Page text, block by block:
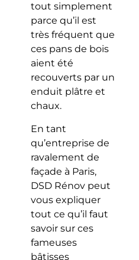
tout simplement
parce qu’il est
très fréquent que
ces pans de bois
aient été
recouverts par un
enduit plâtre et
chaux.
En tant
qu’entreprise de
ravalement de
façade à Paris,
DSD Rénov peut
vous expliquer
tout ce qu’il faut
savoir sur ces
fameuses
bâtisses